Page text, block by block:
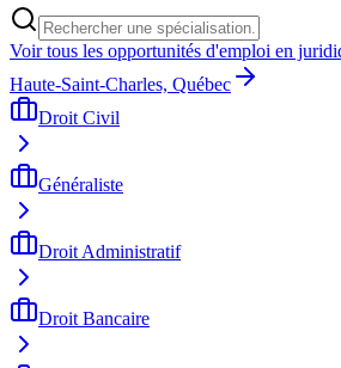
Voir tous les opportunités d'emploi en
Haute-Saint-Charles, Québec
Droit Civil
Généraliste
Droit Administratif
Droit Bancaire